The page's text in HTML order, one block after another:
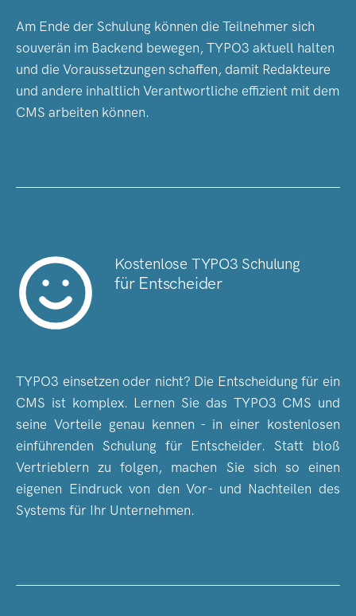
Am Ende der Schulung können die Teilnehmer sich
souverän im Backend bewegen, TYPO3 aktuell halten
und die Voraussetzungen schaffen, damit Redakteure
und andere inhaltlich Verantwortliche effizient mit dem
CMS arbeiten können.
Kostenlose TYPO3 Schulung
für Entscheider
TYPO3 einsetzen oder nicht? Die Entscheidung für ein
CMS ist komplex. Lernen Sie das TYPO3 CMS und
seine Vorteile genau kennen - in einer kostenlosen
einführenden Schulung für Entscheider. Statt bloß
Vertrieblern zu folgen, machen Sie sich so einen
eigenen Eindruck von den Vor- und Nachteilen des
Systems für Ihr Unternehmen.